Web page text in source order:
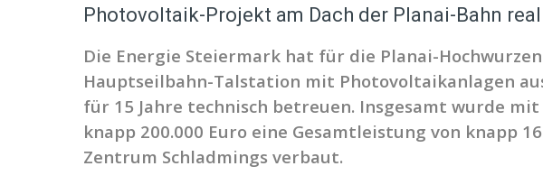
Photovoltaik-Projekt am Dach der Planai-Bahn
Die Energie Steiermark hat für die Planai-
Hauptseilbahn-Talstation mit Photovoltaikanlagen
für 15 Jahre technisch betreuen. Insgesamt wurde
knapp 200.000 Euro eine Gesamtleistung von knapp
Zentrum Schladmings verbaut.